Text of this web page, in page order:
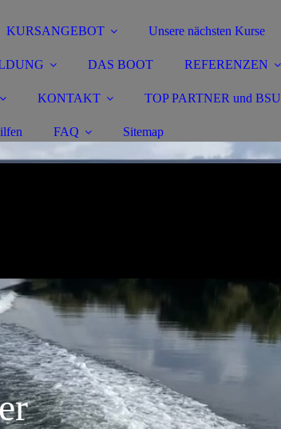
KURSANGEBOT Unsere nächsten Kurse
DAS BOOT REFERENZEN
KONTAKT TOP PARTNER und BSU
FAQ Sitemap